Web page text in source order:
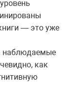
— это уже
наблюдаемые
как